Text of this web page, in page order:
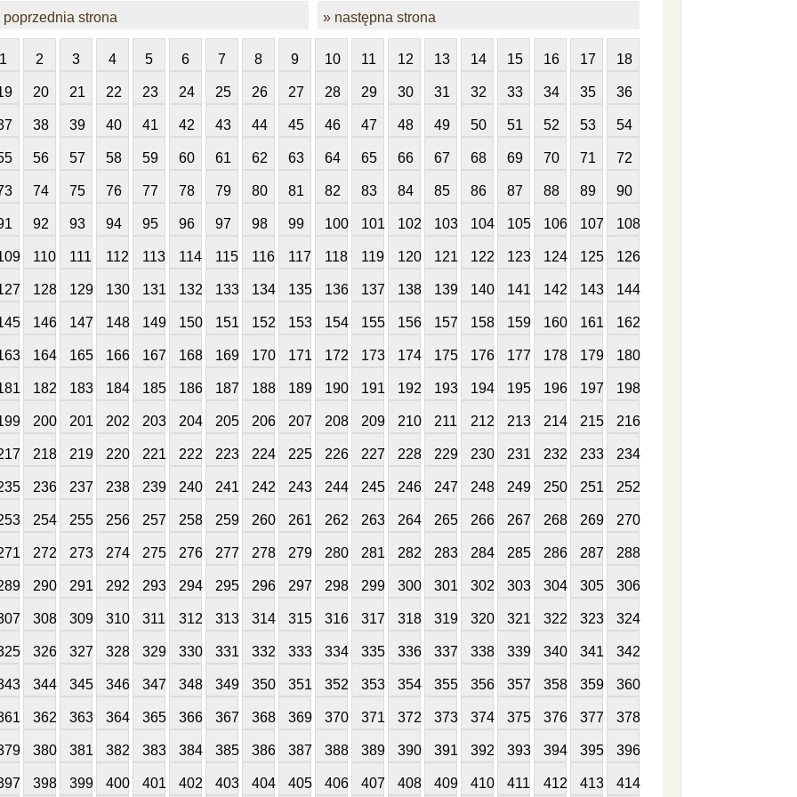
poprzednia strona » następna strona
1 2 3 4 5 6 7 8 9 10 11 12 13 14 15 16 17 18
20 21 22 23 24 25 26 27 28 29 30 31 32 33 34 35 36
38 39 40 41 42 43 44 45 46 47 48 49 50 51 52 53 54
56 57 58 59 60 61 62 63 64 65 66 67 68 69 70 71 72
74 75 76 77 78 79 80 81 82 83 84 85 86 87 88 89 90
92 93 94 95 96 97 98 99 100 101 102 103 104 105 106 107 108
110 111 112 113 114 115 116 117 118 119 120 121 122 123 124 125 126
128 129 130 131 132 133 134 135 136 137 138 139 140 141 142 143 144
146 147 148 149 150 151 152 153 154 155 156 157 158 159 160 161 162
164 165 166 167 168 169 170 171 172 173 174 175 176 177 178 179 180
182 183 184 185 186 187 188 189 190 191 192 193 194 195 196 197 198
200 201 202 203 204 205 206 207 208 209 210 211 212 213 214 215 216
218 219 220 221 222 223 224 225 226 227 228 229 230 231 232 233 234
236 237 238 239 240 241 242 243 244 245 246 247 248 249 250 251 252
254 255 256 257 258 259 260 261 262 263 264 265 266 267 268 269 270
272 273 274 275 276 277 278 279 280 281 282 283 284 285 286 287 288
290 291 292 293 294 295 296 297 298 299 300 301 302 303 304 305 306
308 309 310 311 312 313 314 315 316 317 318 319 320 321 322 323 324
326 327 328 329 330 331 332 333 334 335 336 337 338 339 340 341 342
344 345 346 347 348 349 350 351 352 353 354 355 356 357 358 359 360
362 363 364 365 366 367 368 369 370 371 372 373 374 375 376 377 378
380 381 382 383 384 385 386 387 388 389 390 391 392 393 394 395 396
398 399 400 401 402 403 404 405 406 407 408 409 410 411 412 413 414